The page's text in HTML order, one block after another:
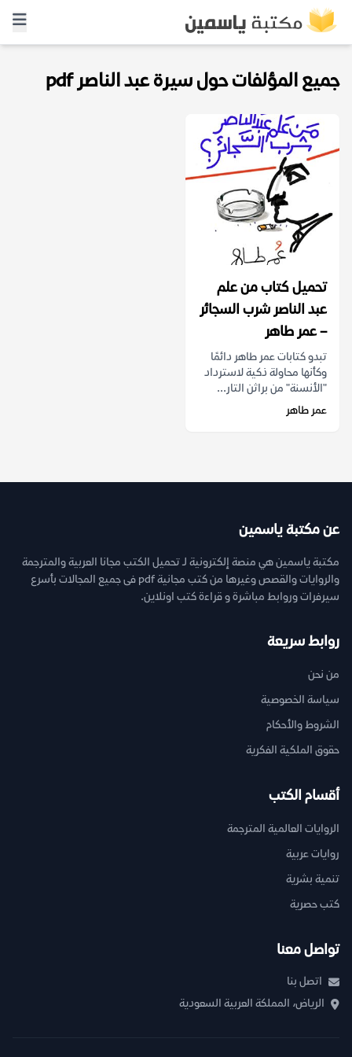
جميع المؤلفات حول سيرة عبد الناصر pdf
تحميل كتاب من علم
عبد الناصر شرب السجائر
– عمر طاهر
تبدو كتابات عمر طاهر دائمًا
وكأنها محاولة ذكية لاسترداد
"الأنسنة" من براثن التار...
عمر طاهر
عن مكتبة ياسمين
مكتبة ياسمين هي منصة إلكترونية لـ تحميل الكتب مجانا العربية والمترجمة
والروايات والقصص وغيرها من كتب مجانية pdf فى جميع المجالات بأسرع
سيرفرات وروابط مباشرة و قراءة كتب اونلاين.
روابط سريعة
من نحن
سياسة الخصوصية
الشروط والأحكام
حقوق الملكية الفكرية
أقسام الكتب
الروايات العالمية المترجمة
روايات عربية
تنمية بشرية
كتب حصرية
تواصل معنا
اتصل بنا
الرياض، المملكة العربية السعودية